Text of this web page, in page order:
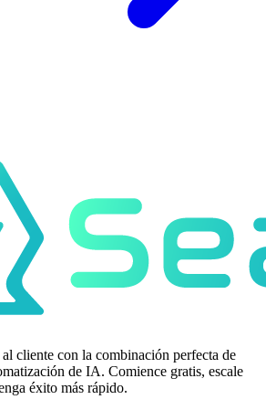
cliente con la combinación perfecta de
de IA. Comience gratis, escale
éxito más rápido.